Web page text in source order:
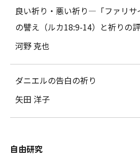
良い祈り・悪い祈り―「ファリサ
の譬え（ルカ18:9-14）と祈りの
河野 克也
ダニエルの告白の祈り
矢田 洋子
自由研究